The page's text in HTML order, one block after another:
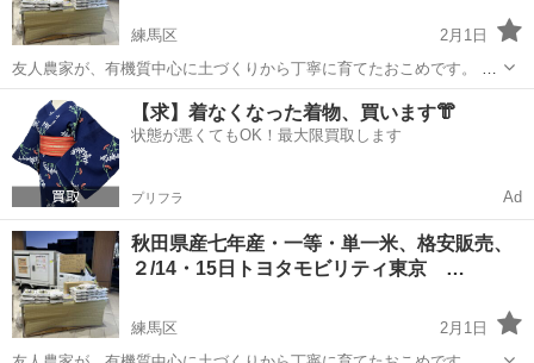
練馬区
2月1日
友人農家が、有機質中心に土づくりから丁寧に育てたおこめです。 品
種はコシヒカリ、ひとめぼれ、つぶぞろい ブレンドなしの単一米で
す。 収穫後に粒の大きいものだけを厳選しています。 炊きあがりのツ
ヤとしっかりした食感が特...
東京 その他 格安
【求】着なくなった着物、買います👘
状態が悪くてもOK！最大限買取します
プリフラ Ad
秋田県産七年産・一等・単一米、格安販売、
２/14・15日トヨタモビリティ東京 …
練馬区
2月1日